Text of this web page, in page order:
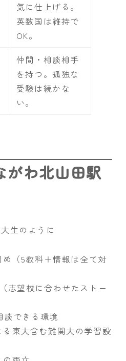
気に仕上げる。
英数国は維持で
OK。
仲間・相談相手
を持つ。孤独な
受験は続かな
い。
わ北山田駅
生のように
（5教科＋情報は全て対
志望校に合わせたストー
談できる環境
東大含む難関大の学習設